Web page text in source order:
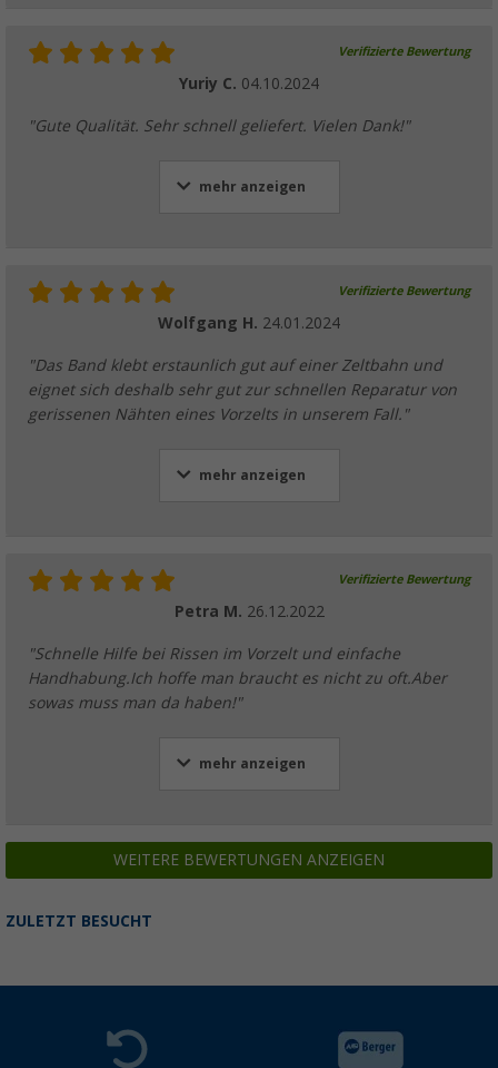
Verifizierte Bewertung
Yuriy C. 04.10.2024
"Gute Qualität. Sehr schnell geliefert. Vielen Dank!"
mehr anzeigen
Verifizierte Bewertung
Wolfgang H. 24.01.2024
"Das Band klebt erstaunlich gut auf einer Zeltbahn und
eignet sich deshalb sehr gut zur schnellen Reparatur von
gerissenen Nähten eines Vorzelts in unserem Fall."
mehr anzeigen
Verifizierte Bewertung
Petra M. 26.12.2022
"Schnelle Hilfe bei Rissen im Vorzelt und einfache
Handhabung.Ich hoffe man braucht es nicht zu oft.Aber
sowas muss man da haben!"
mehr anzeigen
WEITERE BEWERTUNGEN ANZEIGEN
ZULETZT BESUCHT